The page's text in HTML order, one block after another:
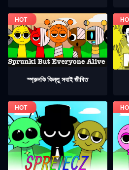
স্প্রুনকি কিন্তু সবাই জীবিত